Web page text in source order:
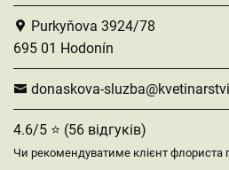
Purkyňova 3924/78
695 01 Hodonín
donaskova-
4.6/5 ⭐ (56 відгуків)
Чи рекомендуватиме клієнт флориста